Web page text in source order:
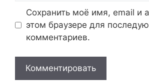
Сохранить моё имя, email и
этом браузере для
комментариев.